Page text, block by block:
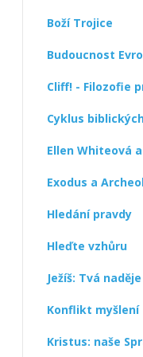
Boží Trojice
Budoucnost
Cliff! - Filozofie
Cyklus
Ellen Whiteová
Exodus a
Hledání pravdy
Hleďte vzhůru
Ježíš: Tvá naděje
Konflikt myšlení
Kristus: naše